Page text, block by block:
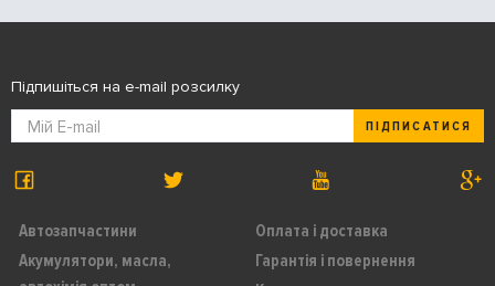
Автозапчастини
Акумулятори, масла,
Оплата і доставка
Гарантія і повернення
Підпишіться на e-mail розсилку
ПІДПИСАТИСЯ